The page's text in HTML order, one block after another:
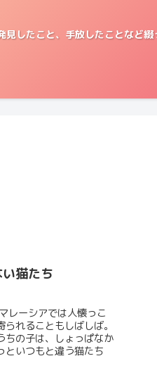
したこと、手放したことなど
い猫たち
レーシアでは人懐っこ
れることもしばしば。
ちの子は、しょっぱなか
といつもと違う猫たち